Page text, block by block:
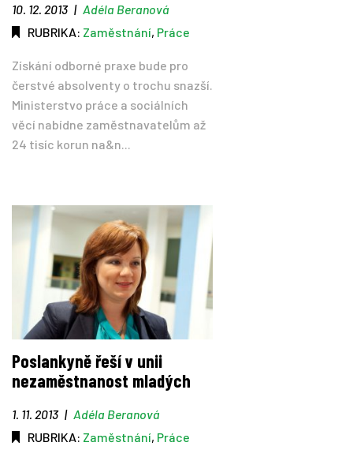
10. 12. 2013 | Adéla Beranová
RUBRIKA: Zaměstnání, Práce
Získání odborné praxe bude pro
čerstvé absolventy o trochu snazší.
Ministerstvo práce a sociálních
věcí nabídne zaměstnavatelům až
24 tisíc korun na&n...
Poslankyně řeší v unii
nezaměstnanost mladých
1. 11. 2013 | Adéla Beranová
RUBRIKA: Zaměstnání, Práce